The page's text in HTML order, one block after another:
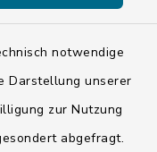
notwendige
Darstellung unserer
zur Nutzung
abgefragt.